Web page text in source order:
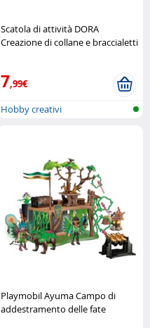
Scatola di attività DORA
Creazione di collane e braccialetti
7,99€
Hobby creativi
Playmobil Ayuma Campo di
addestramento delle fate